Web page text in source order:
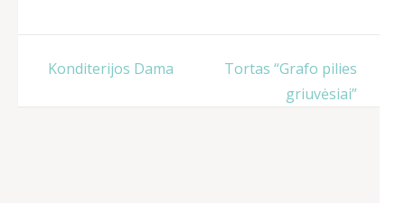
Post
Konditerijos Dama
Tortas “Grafo pilies
griuvėsiai”